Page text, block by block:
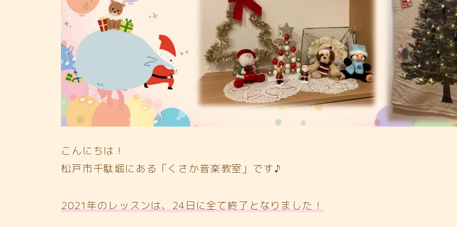
こんにちは！
松戸市千駄堀にある「くさか音楽教室」です♪
2021年のレッスンは、24日に全て終了となりました！